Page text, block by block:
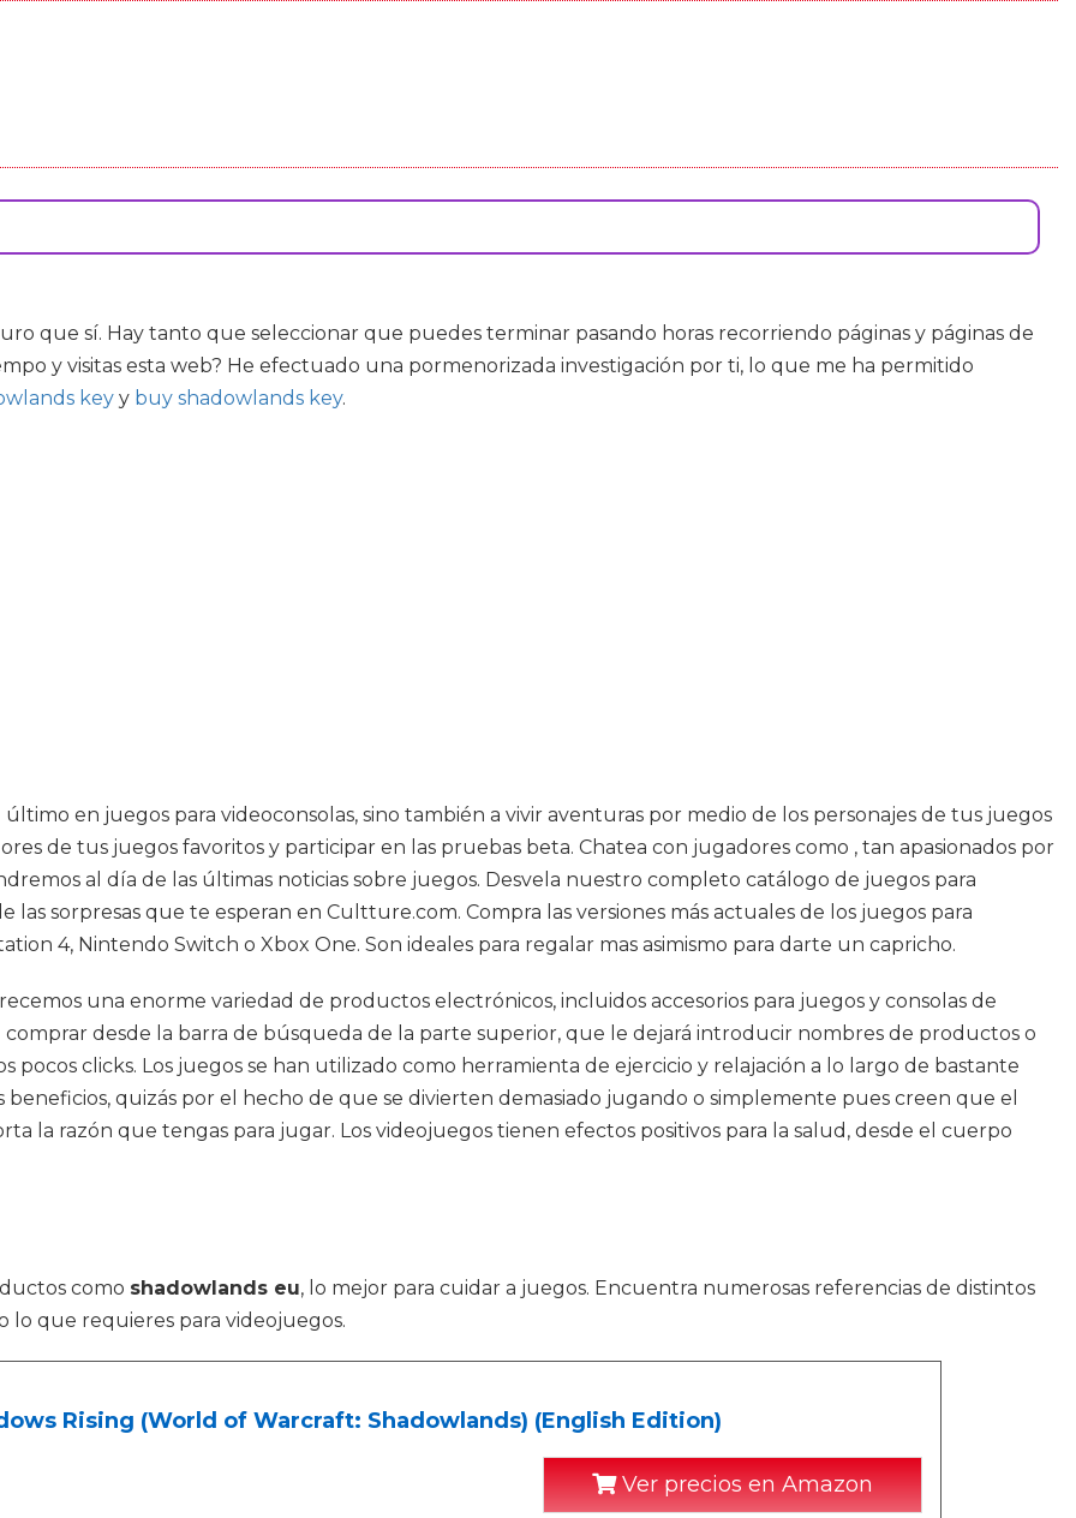
que sí. Hay tanto que seleccionar que puedes terminar pasando horas recorriendo páginas y páginas de
y visitas esta web? He efectuado una pormenorizada investigación por ti, lo que me ha permitido
key y buy shadowlands key.
en juegos para videoconsolas, sino también a vivir aventuras por medio de los personajes de tus juegos
de tus juegos favoritos y participar en las pruebas beta. Chatea con jugadores como , tan apasionados por
al día de las últimas noticias sobre juegos. Desvela nuestro completo catálogo de juegos para
las sorpresas que te esperan en Cultture.com. Compra las versiones más actuales de los juegos para
4, Nintendo Switch o Xbox One. Son ideales para regalar mas asimismo para darte un capricho.
una enorme variedad de productos electrónicos, incluidos accesorios para juegos y consolas de
desde la barra de búsqueda de la parte superior, que le dejará introducir nombres de productos o
pocos clicks. Los juegos se han utilizado como herramienta de ejercicio y relajación a lo largo de bastante
quizás por el hecho de que se divierten demasiado jugando o simplemente pues creen que el
la razón que tengas para jugar. Los videojuegos tienen efectos positivos para la salud, desde el cuerpo
como shadowlands eu, lo mejor para cuidar a juegos. Encuentra numerosas referencias de distintos
lo que requieres para videojuegos.
Rising (World of Warcraft: Shadowlands) (English Edition)
Ver precios en Amazon